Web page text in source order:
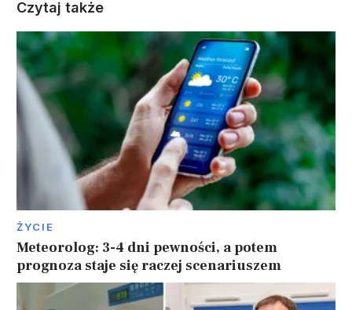
Czytaj także
ŻYCIE
Meteorolog: 3-4 dni pewności, a potem
prognoza staje się raczej scenariuszem